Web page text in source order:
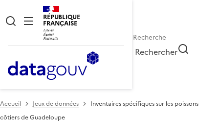
RÉPUBLIQUE
FRANÇAISE
Rechercher
Accueil Jeux de données
Inventaires spécifiques sur les poissons
côtiers de Guadeloupe